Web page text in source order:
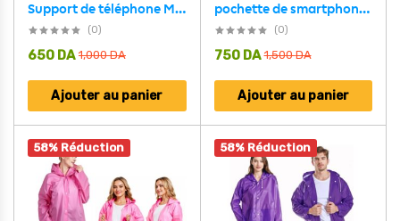
Support de téléphone Mains Libre à Ventouse – حامل هاتف قابل للتثبيت بسهولة
(0)
1,000DA
650 DA
Ajouter au panier
pochette de smartphone étanche standard
(0)
1,500DA
750 DA
Ajouter au panier
58% Réduction 58% Réduction